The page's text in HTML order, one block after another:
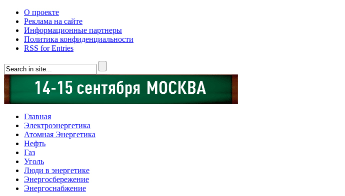
О проекте
Реклама на сайте
Информационные партнеры
Политика конфиденциальности
RSS for Entries
Главная
Электроэнергетика
Атомная Энергетика
Нефть
Газ
Уголь
Люди в энергетике
Энергосбережение
Энергоснабжение